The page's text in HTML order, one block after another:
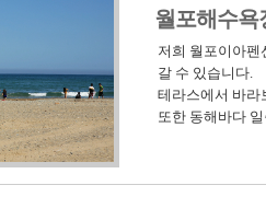
월포해수욕
저희 월포이아펜
갈 수 있습니다.
테라스에서 바라
또한 동해바다